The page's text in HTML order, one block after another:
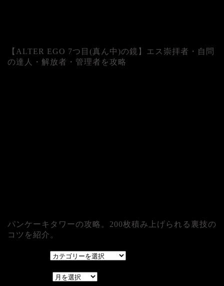
【ALTER EGO 7つ目(真ん中)の鏡】エス崇拝者・自問
の達人・解放者・管理者を攻略
パンケーキタワーの攻略。200枚積み上げられる裏技の
コツを紹介。